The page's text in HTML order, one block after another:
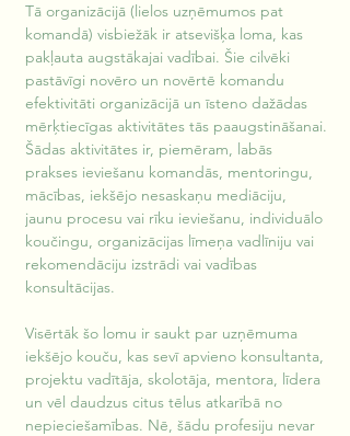
Tā organizācijā (lielos uzņēmumos pat
komandā) visbiežāk ir atsevišķa loma, kas
pakļauta augstākajai vadībai. Šie cilvēki
pastāvīgi novēro un novērtē komandu
efektivitāti organizācijā un īsteno dažādas
mērķtiecīgas aktivitātes tās paaugstināšanai.
Šādas aktivitātes ir, piemēram, labās
prakses ieviešanu komandās, mentoringu,
mācības, iekšējo nesaskaņu mediāciju,
jaunu procesu vai rīku ieviešanu, individuālo
koučingu, organizācijas līmeņa vadlīniju vai
rekomendāciju izstrādi vai vadības
konsultācijas.
Visērtāk šo lomu ir saukt par uzņēmuma
iekšējo kouču, kas sevī apvieno konsultanta,
projektu vadītāja, skolotāja, mentora, līdera
un vēl daudzus citus tēlus atkarībā no
nepieciešamības. Nē, šādu profesiju nevar